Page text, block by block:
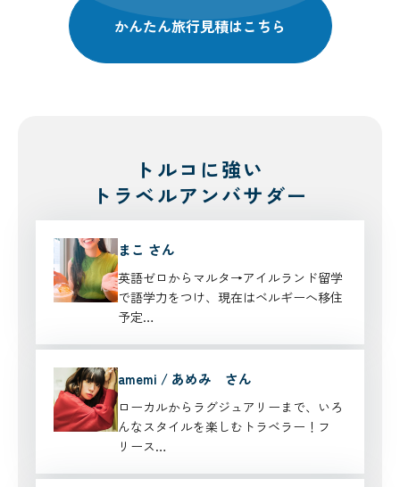
かんたん旅行見積はこちら
トルコに強い
トラベルアンバサダー
まこ さん
英語ゼロからマルタ→アイルランド留学
で語学力をつけ、現在はベルギーへ移住
予定…
amemi / あめみ さん
ローカルからラグジュアリーまで、いろ
んなスタイルを楽しむトラベラー！フ
リース…